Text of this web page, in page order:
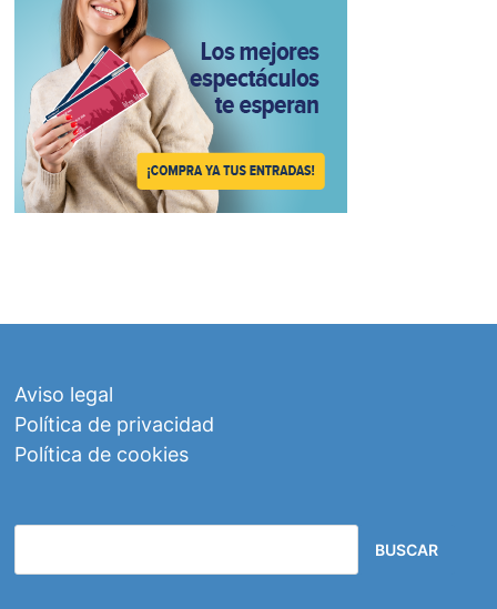
Aviso legal
Política de privacidad
Política de cookies
BUSCAR